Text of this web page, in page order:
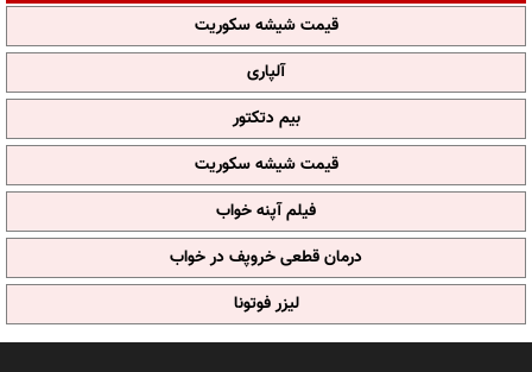
قیمت شیشه سکوریت
آلپاری
بیم دتکتور
قیمت شیشه سکوریت
فیلم آپنه خواب
درمان قطعی خروپف در خواب
لیزر فوتونا